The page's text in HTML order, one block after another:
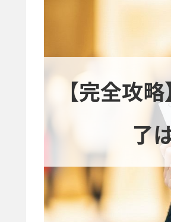
【完全攻
了